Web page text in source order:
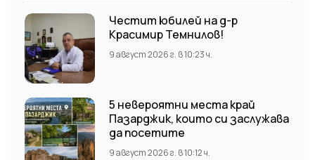
Честит юбилей на д-р
Красимир Темнилов!
9 август 2026 г. в 10:23 ч.
5 невероятни места край
Пазарджик, които си заслужава
да посетите
9 август 2026 г. в 10:12 ч.